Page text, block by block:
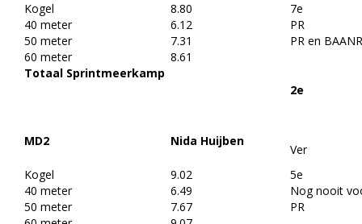
Kogel
8.80
7e
40 meter
6.12
PR
50 meter
7.31
PR en
60 meter
8.61
Totaal Sprintmeerkamp
2e
MD2 Nida Huijben
Ver
Kogel
9.02
5e
40 meter
6.49
Nog nooit
50 meter
7.67
PR